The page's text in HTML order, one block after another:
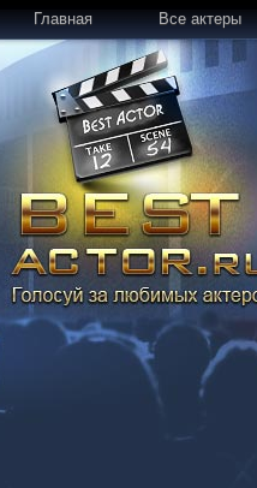
Главная Все актеры